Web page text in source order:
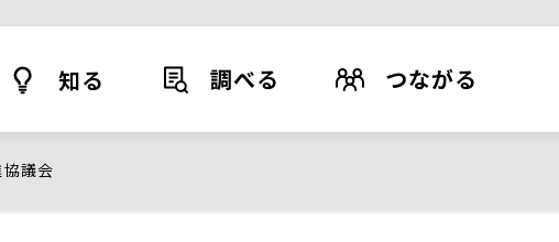
知る 調べる つながる
協議会